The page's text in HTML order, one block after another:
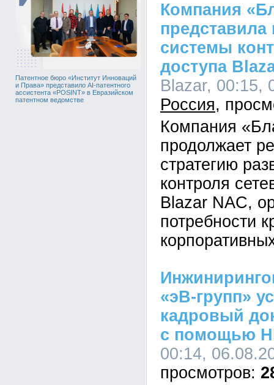
Патентное бюро «Институт Инноваций
и Права» представило AI-патентного
ассистента «POSINT» в Евразийском
патентном ведомстве
Компания
системы
доступа
Blazar, 00:15,
Россия
Компания
продолжает
стратегию
контроля
Blazar NAC,
потребности
«эВ-групп»
кадровый
с помощью
00:14,